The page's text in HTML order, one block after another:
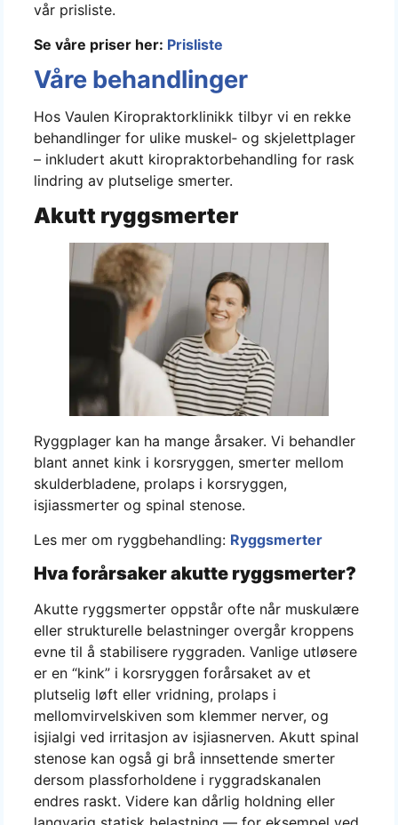
vår prisliste.
Se våre priser her: Prisliste
Våre behandlinger
Hos Vaulen Kiropraktorklinikk tilbyr vi en rekke
behandlinger for ulike muskel‑ og skjelettplager
– inkludert akutt kiropraktorbehandling for rask
lindring av plutselige smerter.
Akutt ryggsmerter
Ryggplager kan ha mange årsaker. Vi behandler
blant annet kink i korsryggen, smerter mellom
skulderbladene, prolaps i korsryggen,
isjiassmerter og spinal stenose.
Les mer om ryggbehandling: Ryggsmerter
Hva forårsaker akutte ryggsmerter?
Akutte ryggsmerter oppstår ofte når muskulære
eller strukturelle belastninger overgår kroppens
evne til å stabilisere ryggraden. Vanlige utløsere
er en “kink” i korsryggen forårsaket av et
plutselig løft eller vridning, prolaps i
mellomvirvelskiven som klemmer nerver, og
isjialgi ved irritasjon av isjiasnerven. Akutt spinal
stenose kan også gi brå innsettende smerter
dersom plassforholdene i ryggradskanalen
endres raskt. Videre kan dårlig holdning eller